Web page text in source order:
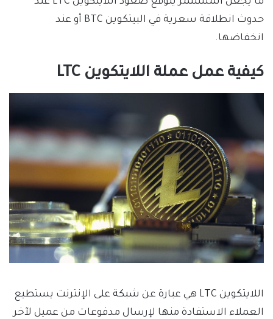
حدوث انطلاقة سعرية في البيتكوين BTC أو عند
انخفاضها.
كيفية عمل عملة اللايتكوين LTC
اللايتكوين LTC هي عبارة عن شبكة على الإنترنت يستطيع
العملاء الاستفادة منها لإرسال مدفوعات من عميل لآخر